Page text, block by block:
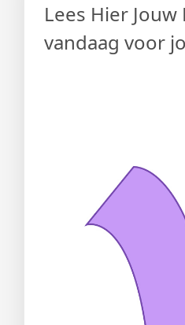
Lees Hier
vandaag voor